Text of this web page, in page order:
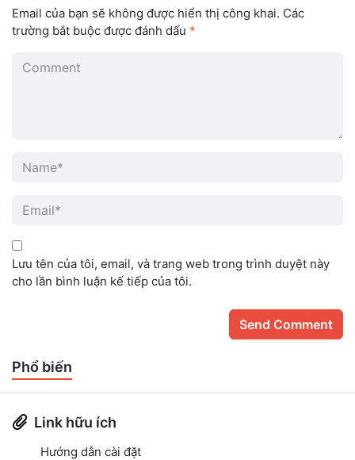
Email của bạn sẽ không được hiển thị công khai. Các
trường bắt buộc được đánh dấu *
Lưu tên của tôi, email, và trang web trong trình duyệt này
cho lần bình luận kế tiếp của tôi.
Phổ biến
Link hữu ích
Hướng dẫn cài đặt